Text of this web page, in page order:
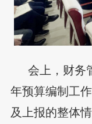
会上，财务
年预算编制工
及上报的整体